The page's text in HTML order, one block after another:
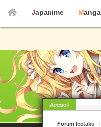
Japanime Manga
Accueil
Forum Icotaku